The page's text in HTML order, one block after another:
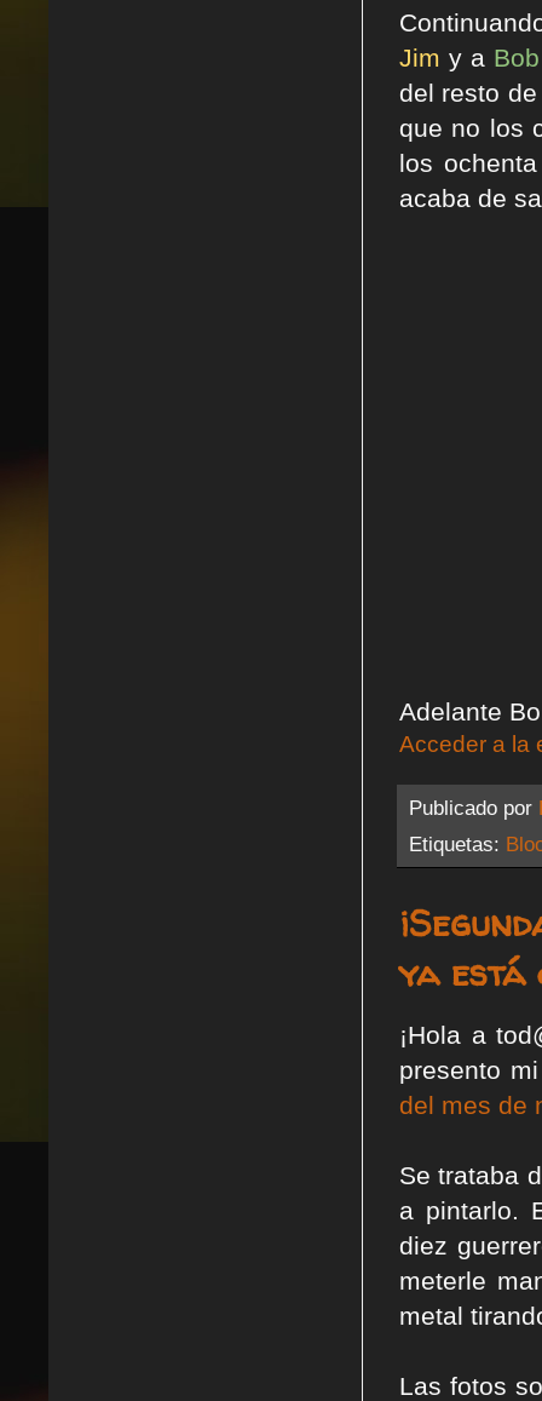
Jim y a
del resto
que no los
los
acaba de
Adelante
Acceder a la
Publicado por
Etiquetas:
ya está
¡Hola a
presento
del mes de
Se trataba
a pintarlo.
diez
meterle
metal
Las fotos